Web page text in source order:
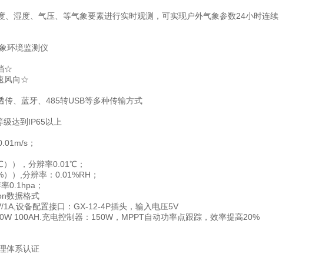
度、气压、等气象要素进行实时观测，可实现户外气象参数24小时连续
☆
风向☆
、蓝牙、485转USB等多种传输方式
达到IP65以上
s；
），分辨率0.01℃；
）,分辨率：0.01%RH；
0.1hpa；
数据格式
设备配置接口：GX-12-4P插头，输入电压5V
100AH.充电控制器：150W，MPPT自动功率点跟踪，效率提高20%
体系认证